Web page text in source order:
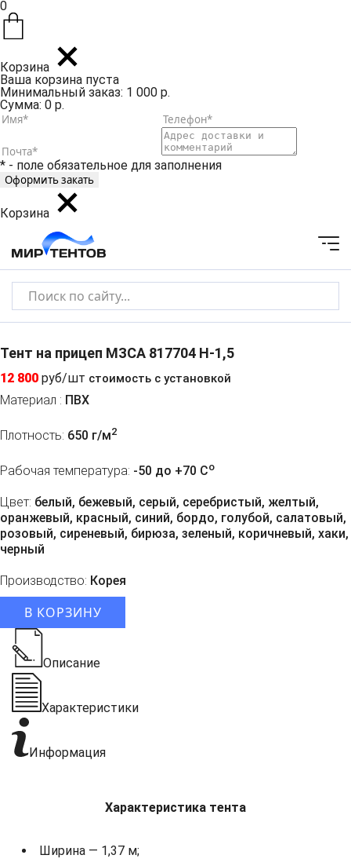
0
Корзина
Ваша корзина пуста
Минимальный заказ: 1 000 р.
Сумма: 0 р.
* - поле обязательное для заполнения
Корзина
Тент на прицеп МЗСА 817704 H-1,5
12 800 руб/шт стоимость с установкой
Материал : ПВХ
Плотность: 650 г/м2
Рабочая температура: -50 до +70 Co
Цвет: белый, бежевый, серый, серебристый, желтый,
оранжевый, красный, синий, бордо, голубой, салатовый,
розовый, сиреневый, бирюза, зеленый, коричневый, хаки,
черный
Производство: Корея
В КОРЗИНУ
Описание
Характеристики
Информация
Характеристика тента
Ширина — 1,37 м;